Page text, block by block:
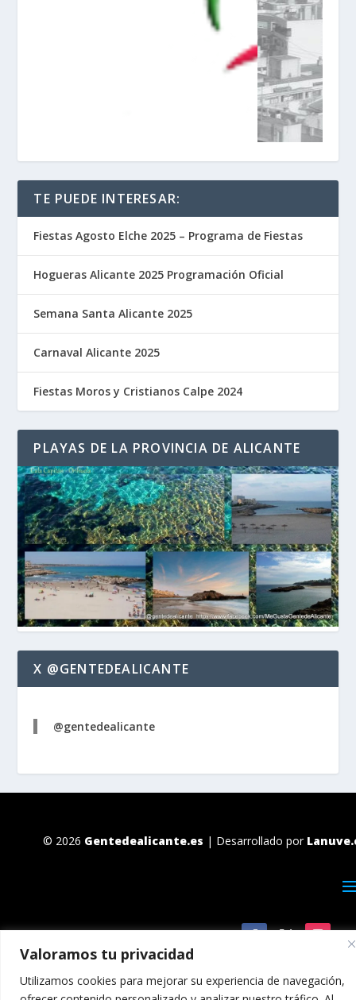
Valoramos tu privacidad
Utilizamos cookies para mejorar su experiencia de navegación,
TE PUEDE INTERESAR:
Fiestas Agosto Elche 2025 – Programa de Fiestas
Hogueras Alicante 2025 Programación Oficial
Semana Santa Alicante 2025
Carnaval Alicante 2025
Fiestas Moros y Cristianos Calpe 2024
PLAYAS DE LA PROVINCIA DE ALICANTE
X @GENTEDEALICANTE
@gentedealicante
© 2026 Gentedealicante.es | Desarrollado por